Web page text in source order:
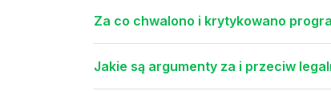
Za co chwalono i krytykowano
Jakie są argumenty za i przeciw